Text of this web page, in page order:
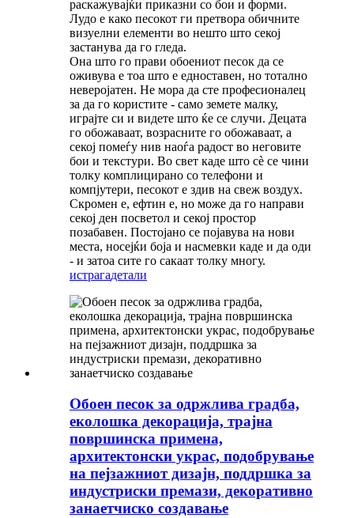
раскажувајќи приказни со бои и форми.
Лудо е како песокот ги претвора обичните
визуелни елементи во нешто што секој
застанува да го гледа.
Она што го прави обоениот песок да се
оживува е тоа што е едноставен, но тотално
неверојатен. Не мора да сте професионалец
за да го користите - само земете малку,
играјте си и видете што ќе се случи. Децата
го обожаваат, возрасните го обожаваат, а
секој помеѓу нив наоѓа радост во неговите
бои и текстури. Во свет каде што сè се чини
толку комплицирано со телефони и
компјутери, песокот е здив на свеж воздух.
Скромен е, ефтин е, но може да го направи
секој ден посветол и секој простор
позабавен. Постојано се појавува на нови
места, носејќи боја и насмевки каде и да оди
- и затоа сите го сакаат толку многу.
истрагадетали
Обоен песок за одржлива градба,
еколошка декорација, трајна
површинска примена,
архитектонски украс, подобрување
на пејзажниот дизајн, поддршка за
индустриски премази, декоративно
занаетчиско создавање